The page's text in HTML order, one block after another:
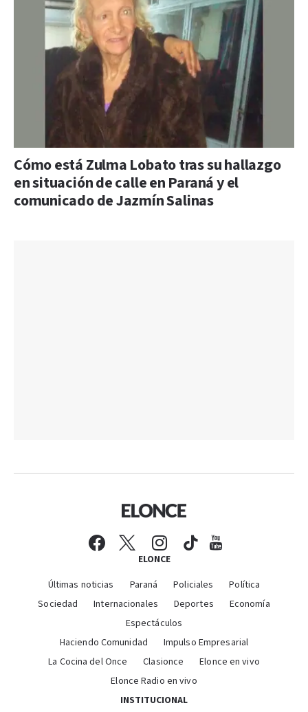
Cómo está Zulma Lobato tras su hallazgo
en situación de calle en Paraná y el
comunicado de Jazmín Salinas
ELONCE
Últimas noticias Paraná Policiales
Política
Sociedad
Internacionales Deportes
Economía
Espectáculos
Haciendo Comunidad
Impulso Empresarial
La Cocina del Once
Clasionce
Elonce en vivo
Elonce Radio en vivo
INSTITUCIONAL